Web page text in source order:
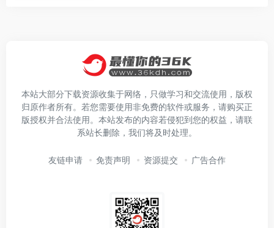
本站大部分下载资源收集于网络，只做学习和交流使用，版权
归原作者所有。若您需要使用非免费的软件或服务，请购买正
版授权并合法使用。本站发布的内容若侵犯到您的权益，请联
系站长删除，我们将及时处理。
友链申请 免责声明 资源提交 广告合作